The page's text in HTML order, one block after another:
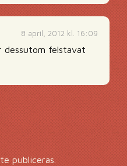
8 april, 2012 kl. 16:09
felstavat
publiceras.